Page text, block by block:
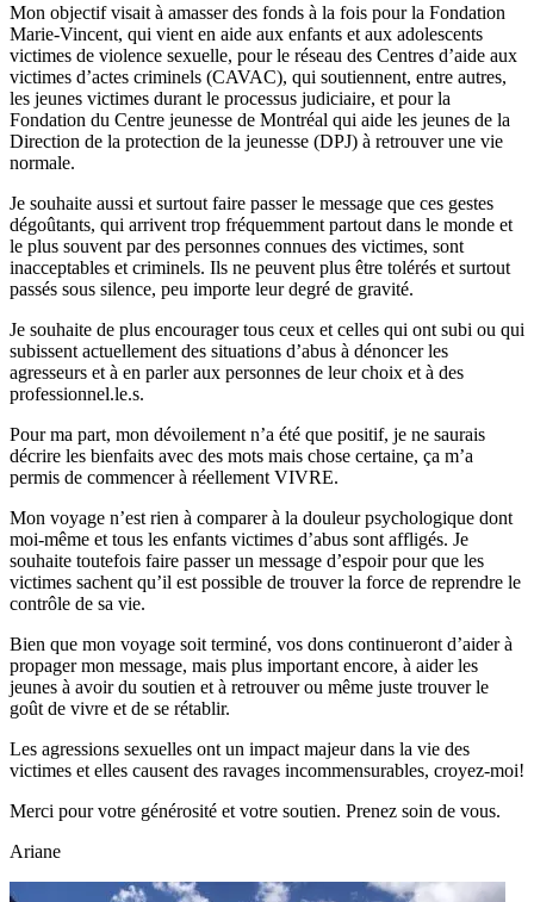
Mon objectif visait à amasser des fonds à la fois pour la Fondation
Marie-Vincent, qui vient en aide aux enfants et aux adolescents
victimes de violence sexuelle, pour le réseau des Centres d’aide aux
victimes d’actes criminels (CAVAC), qui soutiennent, entre autres,
les jeunes victimes durant le processus judiciaire, et pour la
Fondation du Centre jeunesse de Montréal qui aide les jeunes de la
Direction de la protection de la jeunesse (DPJ) à retrouver une vie
normale.
Je souhaite aussi et surtout faire passer le message que ces gestes
dégoûtants, qui arrivent trop fréquemment partout dans le monde et
le plus souvent par des personnes connues des victimes, sont
inacceptables et criminels. Ils ne peuvent plus être tolérés et surtout
passés sous silence, peu importe leur degré de gravité.
Je souhaite de plus encourager tous ceux et celles qui ont subi ou qui
subissent actuellement des situations d’abus à dénoncer les
agresseurs et à en parler aux personnes de leur choix et à des
professionnel.le.s.
Pour ma part, mon dévoilement n’a été que positif, je ne saurais
décrire les bienfaits avec des mots mais chose certaine, ça m’a
permis de commencer à réellement VIVRE.
Mon voyage n’est rien à comparer à la douleur psychologique dont
moi-même et tous les enfants victimes d’abus sont affligés. Je
souhaite toutefois faire passer un message d’espoir pour que les
victimes sachent qu’il est possible de trouver la force de reprendre le
contrôle de sa vie.
Bien que mon voyage soit terminé, vos dons continueront d’aider à
propager mon message, mais plus important encore, à aider les
jeunes à avoir du soutien et à retrouver ou même juste trouver le
goût de vivre et de se rétablir.
Les agressions sexuelles ont un impact majeur dans la vie des
victimes et elles causent des ravages incommensurables, croyez-moi!
Merci pour votre générosité et votre soutien. Prenez soin de vous.
Ariane